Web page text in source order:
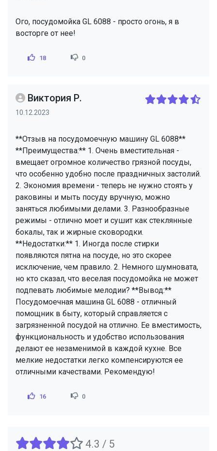
Ого, посудомойка GL 6088 - просто огонь, я в
восторге от нее!
18 0
Виктория Р.
10.12.2023
**Отзыв на посудомоечную машину GL 6088**
**Преимущества:** 1. Очень вместительная -
вмещает огромное количество грязной посуды,
что особенно удобно после праздничных застолий.
2. Экономия времени - теперь не нужно стоять у
раковины и мыть посуду вручную, можно
заняться любимыми делами. 3. Разнообразные
режимы - отлично моет и сушит как стеклянные
бокалы, так и жирные сковородки.
**Недостатки:** 1. Иногда после стирки
появляются пятна на посуде, но это скорее
исключение, чем правило. 2. Немного шумновата,
но кто сказал, что веселая посудомойка не может
подпевать любимые мелодии? **Вывод:**
Посудомоечная машина GL 6088 - отличный
помощник в быту, который справляется с
загрязненной посудой на отлично. Ее вместимость,
функциональность и удобство использования
делают ее незаменимой в каждой кухне. Все
мелкие недостатки легко компенсируются ее
отличными качествами. Рекомендую!
16 0
4.3 / 5